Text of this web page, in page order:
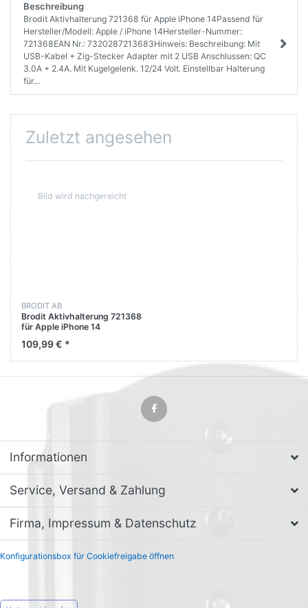
Beschreibung
Brodit Aktivhalterung 721368 für Apple iPhone 14Passend für
Hersteller/Modell: Apple / iPhone 14Hersteller-Nummer:
721368EAN Nr.: 7320287213683Hinweis: Beschreibung: Mit
USB-Kabel + Zig-Stecker Adapter mit 2 USB Anschlussen: QC
3.0A + 2.4A. Mit Kugelgelenk. 12/24 Volt. Einstellbar Halterung
für...
Zuletzt angesehen
BRODIT AB
Brodit Aktivhalterung 721368
für Apple iPhone 14
109,99 € *
Informationen
Service, Versand & Zahlung
Firma, Impressum & Datenschutz
Konfigurationsbox für Cookiefreigabe öffnen